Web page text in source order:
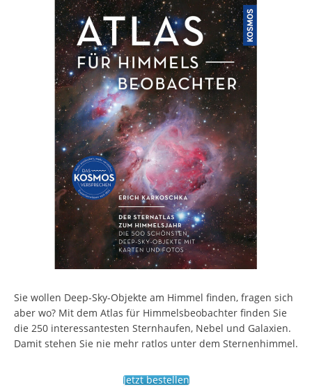
Sie wollen Deep-Sky-Objekte am Himmel finden, fragen sich
aber wo? Mit dem Atlas für Himmelsbeobachter finden Sie
die 250 interessantesten Sternhaufen, Nebel und Galaxien.
Damit stehen Sie nie mehr ratlos unter dem Sternenhimmel.
Jetzt bestellen